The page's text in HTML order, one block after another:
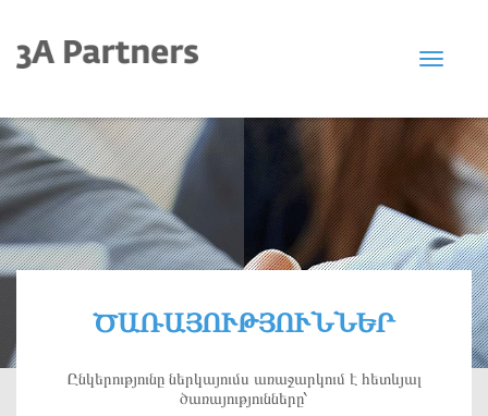
Toggle
ԾԱՌԱՅՈՒԹՅՈՒՆՆԵՐ
Ընկերությունը ներկայումս առաջարկում է հետևյալ
ծառայությունները՝